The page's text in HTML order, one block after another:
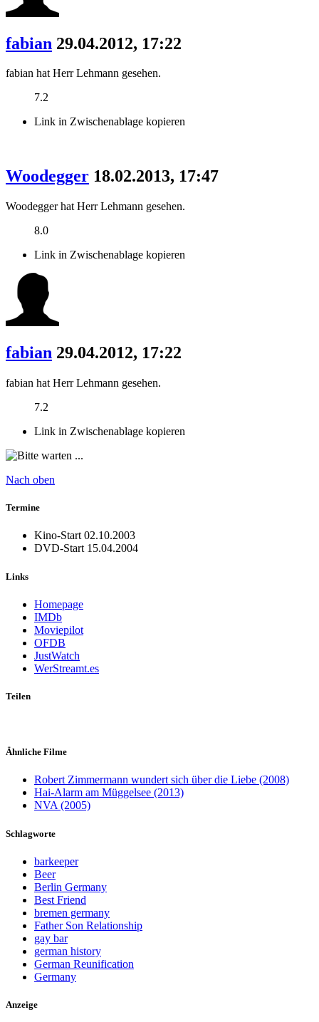
fabian 29.04.2012, 17:22
fabian hat Herr Lehmann gesehen.
7.2
Link in Zwischenablage kopieren
Woodegger 18.02.2013, 17:47
Woodegger hat Herr Lehmann gesehen.
8.0
Link in Zwischenablage kopieren
fabian 29.04.2012, 17:22
fabian hat Herr Lehmann gesehen.
7.2
Link in Zwischenablage kopieren
Nach oben
Termine
Kino-Start02.10.2003
DVD-Start 15.04.2004
Links
Homepage
IMDb
Moviepilot
OFDB
JustWatch
WerStreamt.es
Teilen
Ähnliche Filme
Robert Zimmermann wundert sich über die Liebe (2008)
Hai-Alarm am Müggelsee (2013)
NVA (2005)
Schlagworte
barkeeper
Beer
Berlin Germany
Best Friend
bremen germany
Father Son Relationship
gay bar
german history
German Reunification
Germany
Anzeige